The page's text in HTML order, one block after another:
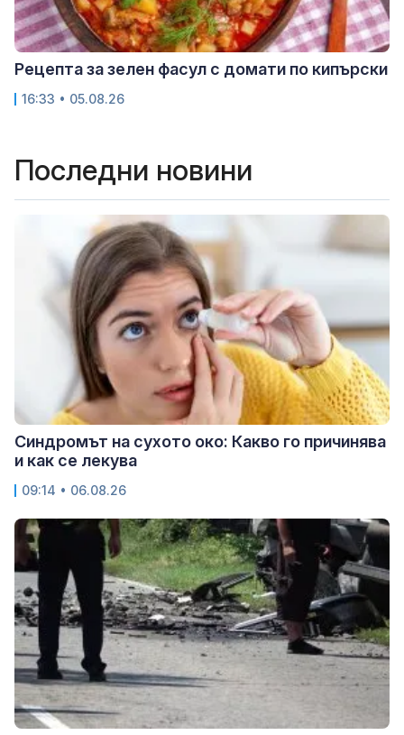
Рецепта за зелен фасул с домати по кипърски
16:33 • 05.08.26
Последни новини
Синдромът на сухото око: Какво го причинява
и как се лекува
09:14 • 06.08.26